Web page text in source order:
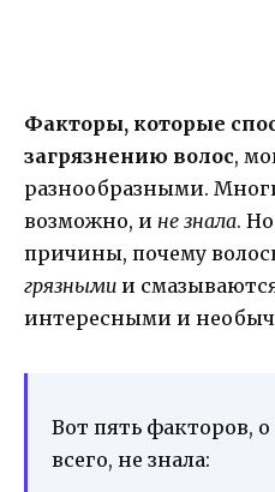
Факторы, которые
загрязнению волос,
разнообразными.
возможно, и не знала.
причины, почему
грязными и
интересными и
Вот пять факторов,
всего, не знала: